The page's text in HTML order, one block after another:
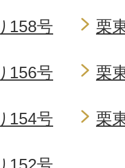
158号 栗
156号 栗
154号 栗